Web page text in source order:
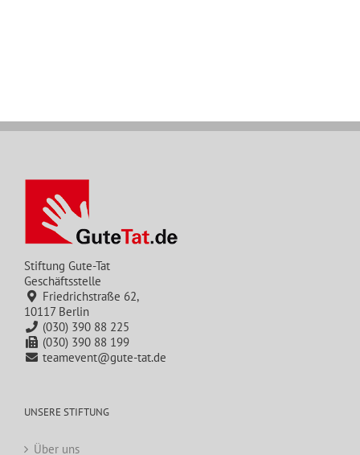
Stiftung Gute-Tat
Geschäftsstelle
Friedrichstraße 62,
10117 Berlin
(030) 390 88 225
(030) 390 88 199
teamevent@gute-tat.de
UNSERE STIFTUNG
Über uns